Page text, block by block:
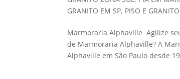
GRANITO EM SP, PISO E
Marmoraria Alphaville Agilize
de Marmoraria Alphaville? A
Alphaville em São Paulo desde